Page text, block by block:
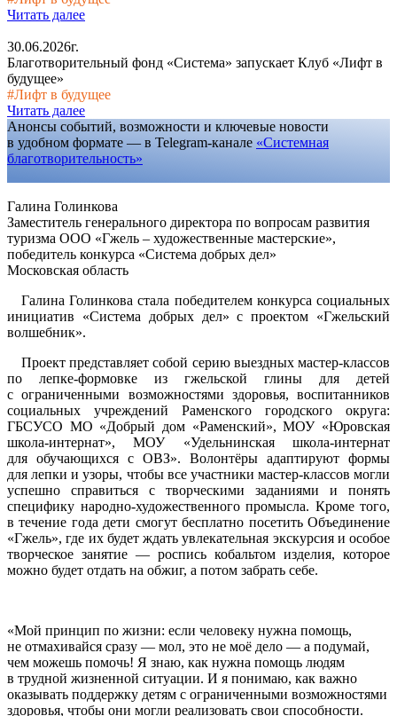
Читать далее
30.06.2026г.
Благотворительный фонд «Система» запускает Клуб «Лифт в
будущее»
#Лифт в будущее
Читать далее
Анонсы событий, возможности и ключевые новости
в удобном формате — в Telegram-канале «Системная
благотворительность»
Галина Голинкова
Заместитель генерального директора по вопросам развития
туризма ООО «Гжель – художественные мастерские»,
победитель конкурса «Система добрых дел»
Московская область
Галина Голинкова стала победителем конкурса социальных
инициатив «Система добрых дел» с проектом «Гжельский
волшебник».
Проект представляет собой серию выездных мастер-классов
по лепке-формовке из гжельской глины для детей
с ограниченными возможностями здоровья, воспитанников
социальных учреждений Раменского городского округа:
ГБСУСО МО «Добрый дом «Раменский», МОУ «Юровская
школа-интернат», МОУ «Удельнинская школа-интернат
для обучающихся с ОВЗ». Волонтёры адаптируют формы
для лепки и узоры, чтобы все участники мастер-классов могли
успешно справиться с творческими заданиями и понять
специфику народно-художественного промысла. Кроме того,
в течение года дети смогут бесплатно посетить Объединение
«Гжель», где их будет ждать увлекательная экскурсия и особое
творческое занятие — роспись кобальтом изделия, которое
можно будет отдать на обжиг, а потом забрать себе.
«Мой принцип по жизни: если человеку нужна помощь,
не отмахивайся сразу — мол, это не моё дело — а подумай,
чем можешь помочь! Я знаю, как нужна помощь людям
в трудной жизненной ситуации. И я понимаю, как важно
оказывать поддержку детям с ограниченными возможностями
здоровья, чтобы они могли реализовать свои способности.